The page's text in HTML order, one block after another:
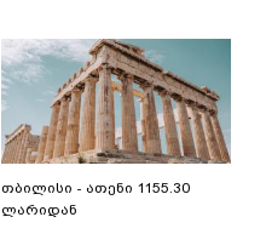
თბილისი - ათენი 1155.30
ლარიდან